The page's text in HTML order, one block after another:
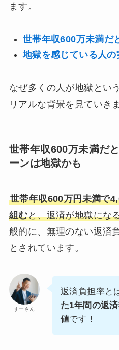
ます。
世帯年収600万未満だ
地獄を感じている人の
なぜ多くの人が地獄とい
リアルな背景を見ていき
世帯年収600万未満だ
ーンは地獄かも
世帯年収600万円未満で
組むと、返済が地獄にな
般的に、無理のない返済
とされています。
すーさん
返済負担率と
た1年間の返
値です！